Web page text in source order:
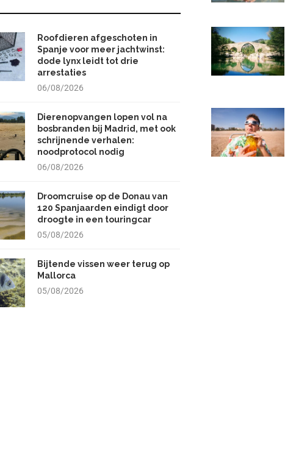
Roofdieren afgeschoten in
Spanje voor meer jachtwinst:
dode lynx leidt tot drie
arrestaties
06/08/2026
Dierenopvangen lopen vol na
bosbranden bij Madrid, met ook
schrijnende verhalen:
noodprotocol nodig
06/08/2026
Droomcruise op de Donau van
120 Spanjaarden eindigt door
droogte in een touringcar
05/08/2026
Bijtende vissen weer terug op
Mallorca
05/08/2026